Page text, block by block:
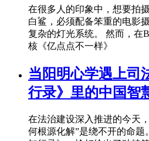
在很多人的印象中，想要拍
白鲨，必须配备笨重的电影
复杂的灯光系统。 然而，在
核《亿点点不一样》
当阳明心学遇上司
行录》里的中国智
在法治建设深入推进的今天
何根源化解”是绕不开的命